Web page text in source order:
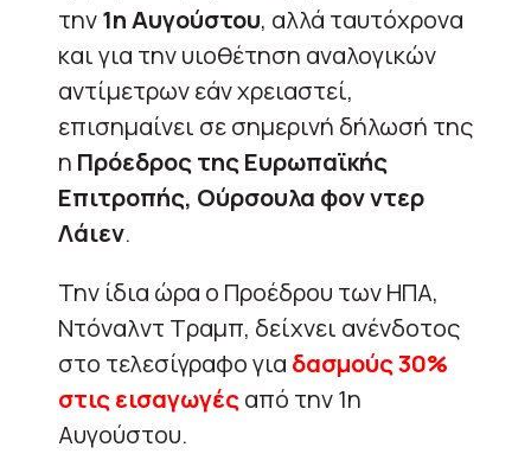
την1η Αυγούστου, αλλά ταυτόχρονα
και για την υιοθέτηση αναλογικών
αντίμετρων εάν χρειαστεί,
επισημαίνει σε σημερινή δήλωσή της
η Πρόεδρος της Ευρωπαϊκής
Επιτροπής, Ούρσουλα φον ντερ
Λάιεν.
Την ίδια ώρα ο Προέδρου των ΗΠΑ,
Ντόναλντ Τραμπ, δείχνει ανένδοτος
στο τελεσίγραφο για δασμούς 30%
στις εισαγωγέςαπό την 1η
Αυγούστου.